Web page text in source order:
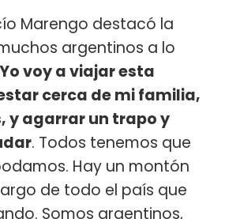
Marengo destacó la
argentinos a lo
Yo voy a viajar esta
cerca de mi familia,
y agarrar un trapo y
. Todos tenemos que
Hay un montón
de todo el país que
Somos argentinos,